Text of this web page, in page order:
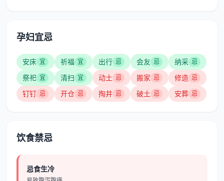
孕妇宜忌
安床 宜 祈福 宜 出行 忌 会友 忌 纳采 忌
祭祀 宜 清扫 宜 动土 忌 搬家 忌 修造 忌
钉钉 忌 开仓 忌 掏井 忌 破土 忌 安葬 忌
饮食禁忌
忌食生冷